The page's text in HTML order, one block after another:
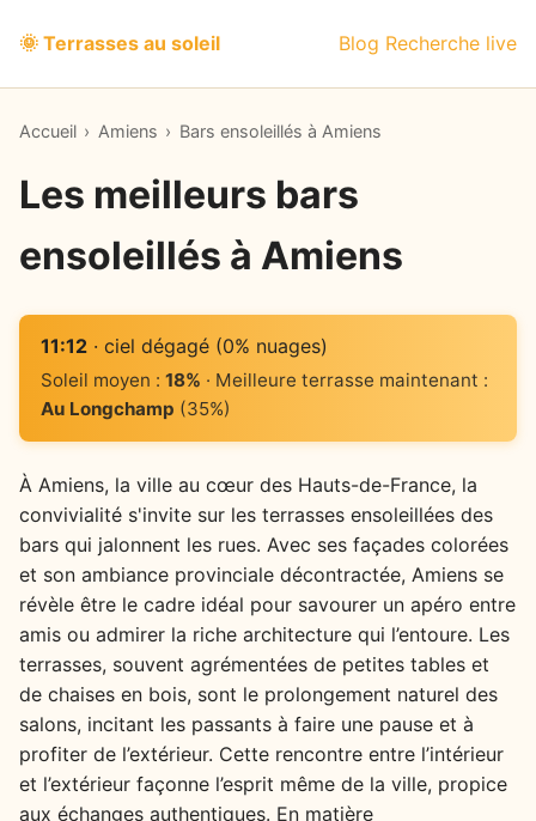
🌞 Terrasses au soleil Blog Recherche live
Accueil › Amiens › Bars ensoleillés à Amiens
Les meilleurs bars
ensoleillés à Amiens
11:12· ciel dégagé (0% nuages)
Soleil moyen : 18% · Meilleure terrasse maintenant :
Au Longchamp (35%)
À Amiens, la ville au cœur des Hauts-de-France, la
convivialité s'invite sur les terrasses ensoleillées des
bars qui jalonnent les rues. Avec ses façades colorées
et son ambiance provinciale décontractée, Amiens se
révèle être le cadre idéal pour savourer un apéro entre
amis ou admirer la riche architecture qui l’entoure. Les
terrasses, souvent agrémentées de petites tables et
de chaises en bois, sont le prolongement naturel des
salons, incitant les passants à faire une pause et à
profiter de l’extérieur. Cette rencontre entre l’intérieur
et l’extérieur façonne l’esprit même de la ville, propice
aux échanges authentiques. En matière